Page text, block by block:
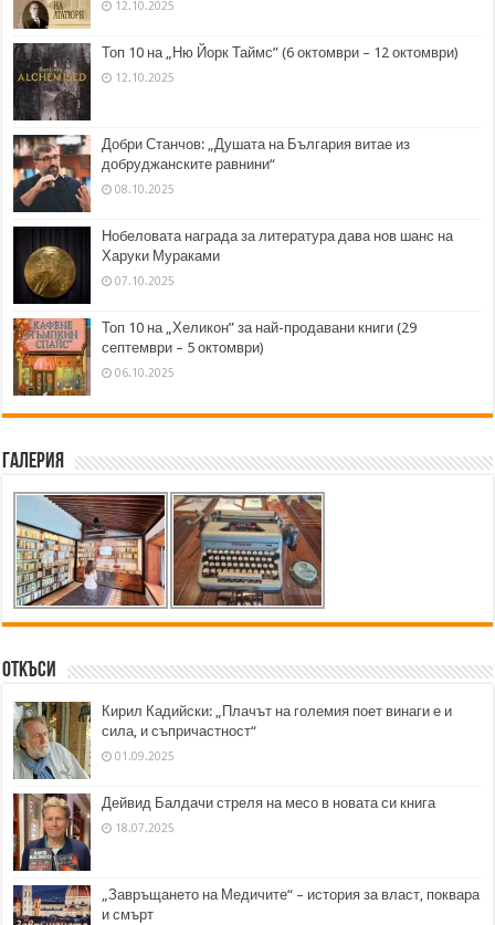
12.10.2025
Топ 10 на „Ню Йорк Таймс” (6 октомври – 12 октомври)
12.10.2025
Добри Станчов: „Душата на България витае из
добруджанските равнини“
08.10.2025
Нобеловата награда за литература дава нов шанс на
Харуки Мураками
07.10.2025
Топ 10 на „Хеликон” за най-продавани книги (29
септември – 5 октомври)
06.10.2025
Галерия
Откъси
Кирил Кадийски: „Плачът на големия поет винаги е и
сила, и съпричастност“
01.09.2025
Дейвид Балдачи стреля на месо в новата си книга
18.07.2025
„Завръщането на Медичите“ – история за власт, поквара
и смърт